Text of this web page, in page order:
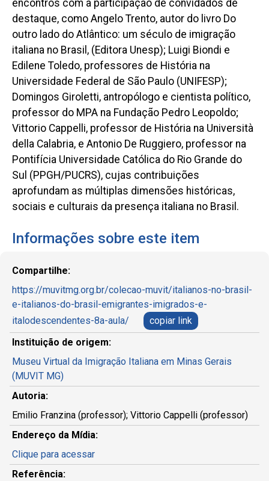
encontros com a participação de convidados de
destaque, como Angelo Trento, autor do livro Do
outro lado do Atlântico: um século de imigração
italiana no Brasil, (Editora Unesp); Luigi Biondi e
Edilene Toledo, professores de História na
Universidade Federal de São Paulo (UNIFESP);
Domingos Giroletti, antropólogo e cientista político,
professor do MPA na Fundação Pedro Leopoldo;
Vittorio Cappelli, professor de História na Università
della Calabria, e Antonio De Ruggiero, professor na
Pontifícia Universidade Católica do Rio Grande do
Sul (PPGH/PUCRS), cujas contribuições
aprofundam as múltiplas dimensões históricas,
sociais e culturais da presença italiana no Brasil.
Informações sobre este item
Compartilhe:
https://muvitmg.org.br/colecao-muvit/italianos-no-brasil-
e-italianos-do-brasil-emigrantes-imigrados-e-
italodescendentes-8a-aula/
copiar link
Instituição de origem:
Museu Virtual da Imigração Italiana em Minas Gerais
(MUVIT MG)
Autoria:
Emilio Franzina (professor); Vittorio Cappelli (professor)
Endereço da Mídia:
Clique para acessar
Referência: